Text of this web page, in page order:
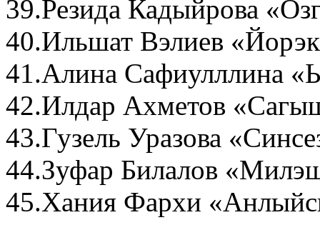
39.Резида Кадыйрова
40.Ильшат Вэлиев
41.Алина Сафиулллина
42.Илдар Ахметов
43.Гузель Уразова
44.Зуфар Билалов
45.Хания Фархи